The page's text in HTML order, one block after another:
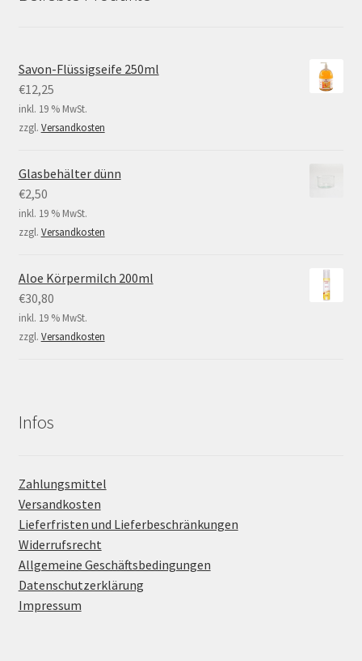
Savon-Flüssigseife 250ml
€12,25
inkl. 19 % MwSt.
zzgl. Versandkosten
Glasbehälter dünn
€2,50
inkl. 19 % MwSt.
zzgl. Versandkosten
Aloe Körpermilch 200ml
€30,80
inkl. 19 % MwSt.
zzgl. Versandkosten
Infos
Zahlungsmittel
Versandkosten
Lieferfristen und Lieferbeschränkungen
Widerrufsrecht
Allgemeine Geschäftsbedingungen
Datenschutzerklärung
Impressum